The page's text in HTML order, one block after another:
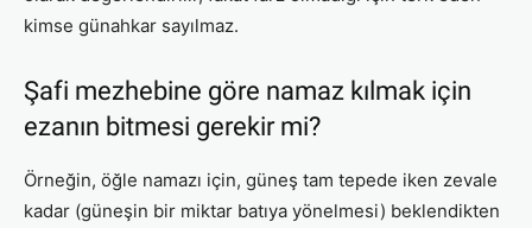
kimse günahkar sayılmaz.
Şafi mezhebine göre namaz kılmak için
ezanın bitmesi gerekir mi?
Örneğin, öğle namazı için, güneş tam tepede iken zevale
kadar (güneşin bir miktar batıya yönelmesi) beklendikten